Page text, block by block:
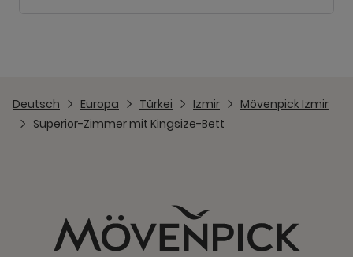
Deutsch Europa Türkei Izmir
Mövenpick Izmir
Superior-Zimmer mit Kingsize-Bett